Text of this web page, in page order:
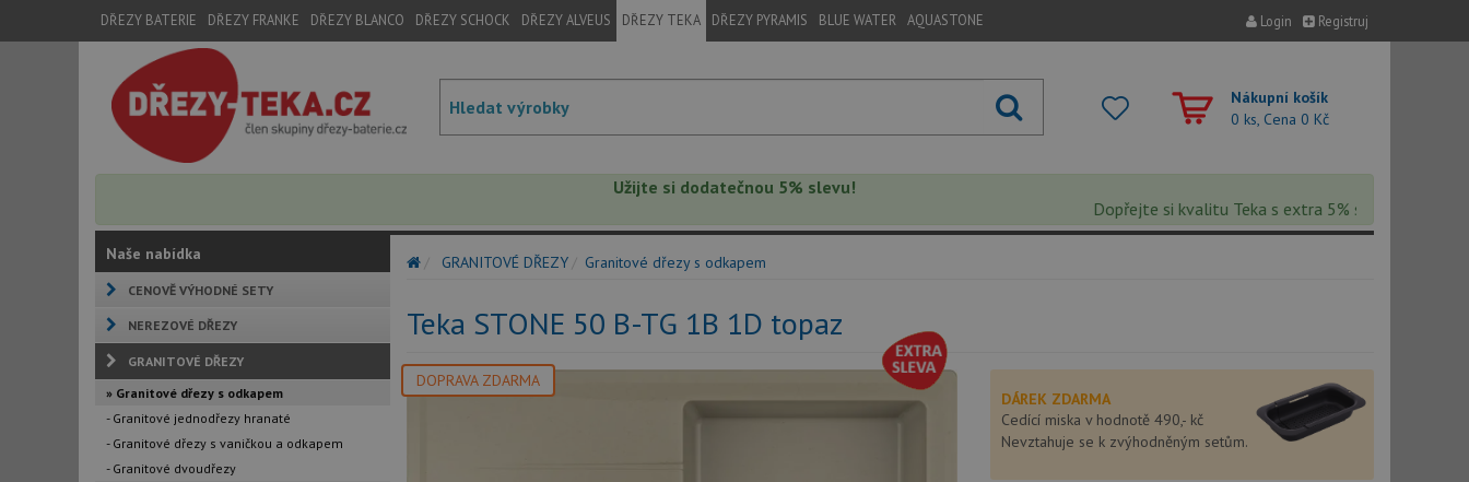
DŘEZY BATERIE DŘEZY FRANKE DŘEZY BLANCO DŘEZY SCHOCK DŘEZY ALVEUS DŘEZY TEKA DŘEZY PYRAMIS BLUE WATER AQUASTONE Login Registruj
Nákupní košík
0 ks, Cena 0 Kč
Užijte si dodatečnou 5% slevu!
Dopřejte si kvalitu Teka s extra 5% slevou – sleva se
Naše nabídka
CENOVĚ VÝHODNÉ SETY
NEREZOVÉ DŘEZY
GRANITOVÉ DŘEZY
» Granitové dřezy s odkapem
- Granitové jednodřezy hranaté
- Granitové dřezy s vaničkou a odkapem
- Granitové dvoudřezy
GRANITOVÉ DŘEZY Granitové dřezy s odkapem
Teka STONE 50 B-TG 1B 1D topaz
DOPRAVA ZDARMA
DÁREK ZDARMA
Cedící miska v hodnotě 490,- kč
Nevztahuje se k zvýhodněným setům.